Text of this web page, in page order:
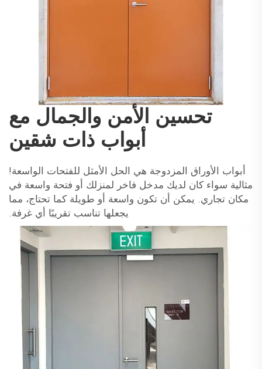
تحسين الأمن والجمال مع
أبواب ذات شقين
أبواب الأوراق المزدوجة هي الحل الأمثل للفتحات الواسعة!
مثالية سواء كان لديك مدخل فاخر لمنزلك أو فتحة واسعة في
مكان تجاري. يمكن أن تكون واسعة أو طويلة كما تحتاج، مما
يجعلها تناسب تقريبًا أي غرفة.